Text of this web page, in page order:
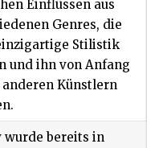
Einflüssen aus
Genres, die
Stilistik
und ihn von Anfang
anderen Künstlern
wurde bereits in